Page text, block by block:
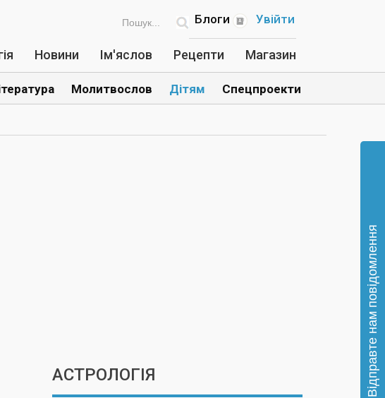
Увійти
Блоги
Новини Ім'яслов Рецепти Магазин
Молитвослов Дітям Спецпроекти
АСТРОЛОГІЯ Відправте нам повідомлення